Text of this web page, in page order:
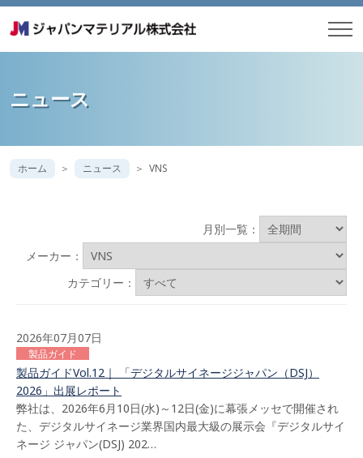
ニュース
ホーム ニュース VNS
月別一覧：
メーカー：
カテゴリー：
2026年07月07日
製品ガイド
製品ガイドVol.12｜ 「デジタルサイネージジャパン（DSJ）
2026」出展レポート
弊社は、2026年6月10日(水)～12日(金)に幕張メッセで開催され
た、デジタルサイネージ業界国内最大級の展示会『デジタルサイ
ネージ ジャパン(DSJ) 202…